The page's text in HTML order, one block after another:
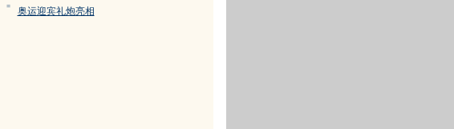
= 奥运迎宾礼炮亮相